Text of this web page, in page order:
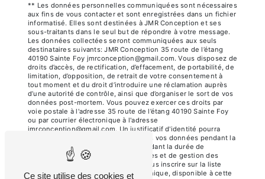
** Les données personnelles communiquées sont nécessaires
aux fins de vous contacter et sont enregistrées dans un fichier
informatisé. Elles sont destinées à JMR Conception et ses
sous-traitants dans le seul but de répondre à votre message.
Les données collectées seront communiquées aux seuls
destinataires suivants: JMR Conception 35 route de l’étang
40190 Sainte Foy jmrconception@gmail.com. Vous disposez de
droits d’accès, de rectification, d’effacement, de portabilité, de
limitation, d’opposition, de retrait de votre consentement à
tout moment et du droit d’introduire une réclamation auprès
d’une autorité de contrôle, ainsi que d’organiser le sort de vos
données post-mortem. Vous pouvez exercer ces droits par
voie postale à l'adresse 35 route de l’étang 40190 Sainte Foy
ou par courrier électronique à l'adresse
jmrconception@gmail.com. Un justificatif d'identité pourra
vous être demandé. Nous conservons vos données pendant la
période de prise de contact puis pendant la durée de
prescription légale aux fins probatoires et de gestion des
contentieux. Vous avez le droit de vous inscrire sur la liste
d'opposition au démarchage téléphonique, disponible à cette
Ce site utilise des cookies et